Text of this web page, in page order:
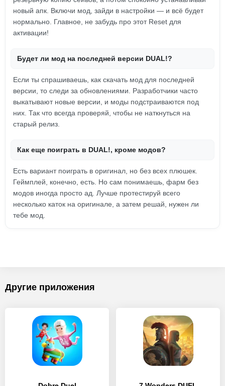
новый апк. Включи мод, зайди в настройки — и всё будет
нормально. Главное, не забудь про этот Reset для
активации!
Будет ли мод на последней версии DUAL!?
Если ты спрашиваешь, как скачать мод для последней
версии, то следи за обновлениями. Разработчики часто
выкатывают новые версии, и моды подстраиваются под
них. Так что всегда проверяй, чтобы не наткнуться на
старый релиз.
Как еще поиграть в DUAL!, кроме модов?
Есть вариант поиграть в оригинал, но без всех плюшек.
Геймплей, конечно, есть. Но сам понимаешь, фарм без
модов иногда просто ад. Лучше протестируй всего
несколько каток на оригинале, а затем решай, нужен ли
тебе мод.
Другие приложения